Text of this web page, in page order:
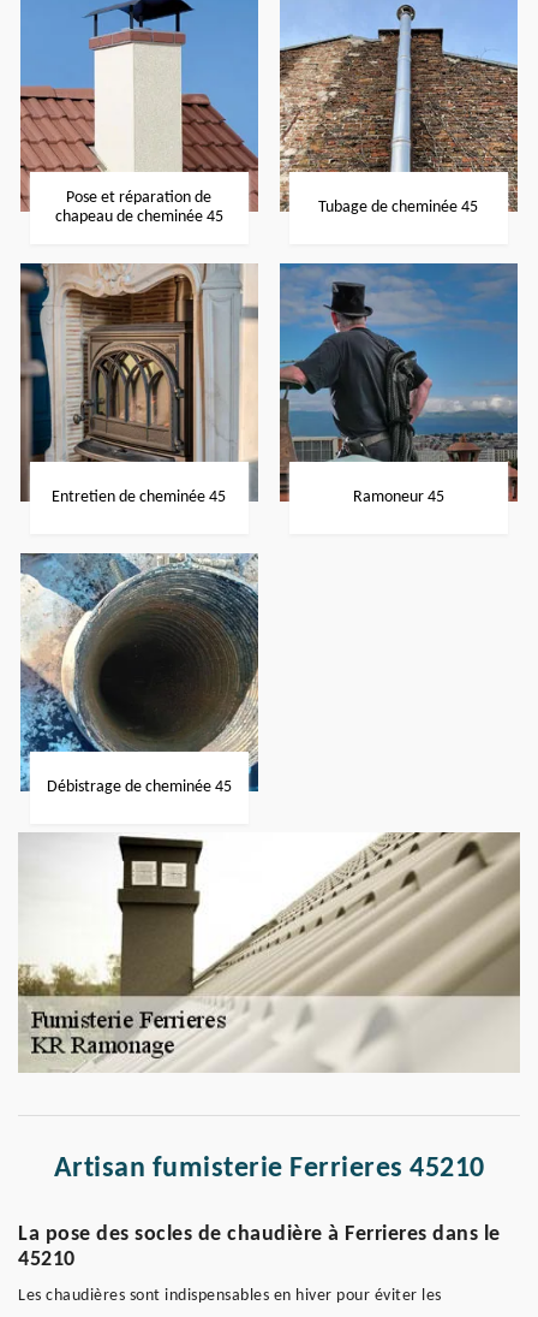
Pose et réparation de
chapeau de cheminée 45
Tubage de cheminée 45
Entretien de cheminée 45 Ramoneur 45
Débistrage de cheminée 45
Artisan fumisterie Ferrieres 45210
La pose des socles de chaudière à Ferrieres dans le
45210
Les chaudières sont indispensables en hiver pour éviter les